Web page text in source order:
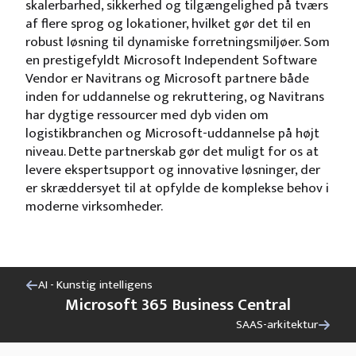
skalerbarhed, sikkerhed og tilgængelighed på tværs
af flere sprog og lokationer, hvilket gør det til en
robust løsning til dynamiske forretningsmiljøer. Som
en prestigefyldt Microsoft Independent Software
Vendor er Navitrans og Microsoft partnere både
inden for uddannelse og rekruttering, og Navitrans
har dygtige ressourcer med dyb viden om
logistikbranchen og Microsoft-uddannelse på højt
niveau. Dette partnerskab gør det muligt for os at
levere ekspertsupport og innovative løsninger, der
er skræddersyet til at opfylde de komplekse behov i
moderne virksomheder.
AI - Kunstig intelligens
Microsoft 365 Business Central
SAAS-arkitektur